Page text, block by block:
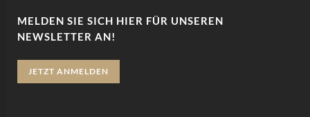
MELDEN SIE SICH HIER FÜR UNSEREN
NEWSLETTER AN!
JETZT ANMELDEN